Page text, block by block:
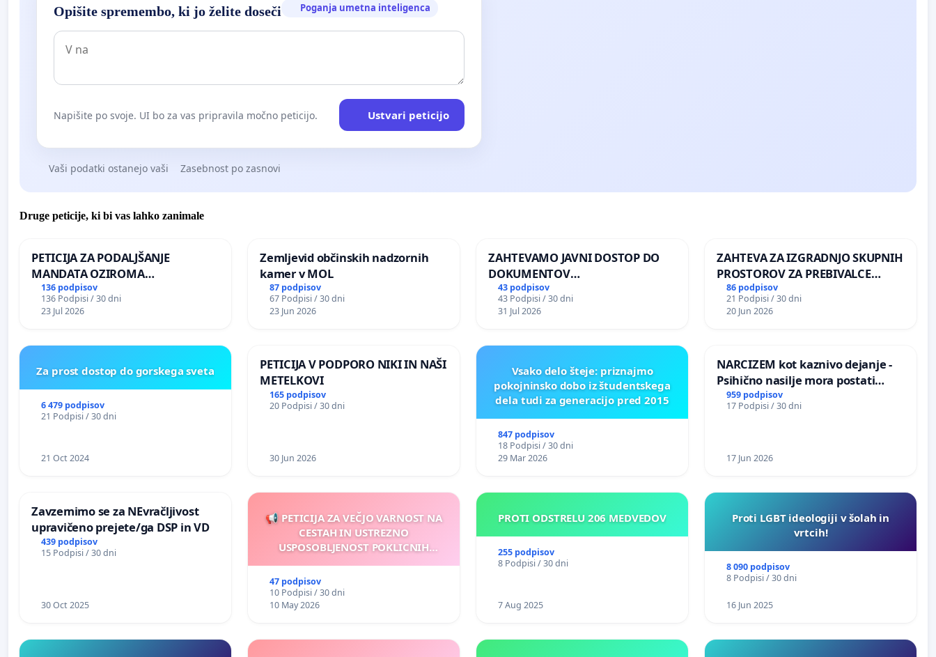
Opišite spremembo, ki jo želite doseči Poganja umetna inteligenca
Napišite po svoje. UI bo za vas pripravila močno peticijo. Ustvari peticijo
Vaši podatki ostanejo vaši Zasebnost po zasnovi
Druge peticije, ki bi vas lahko zanimale
PETICIJA ZA PODALJŠANJE
MANDATA OZIROMA
ČIMPREJŠNJO PONOVNO
NAPOTITEV GOSPODA BERNARDA
ŠRAJNERJA NA VELEPOSLANIŠTVO
136 podpisov
136 Podpisi / 30 dni
23 Jul 2026
Zemljevid občinskih nadzornih
kamer v MOL
87 podpisov
67 Podpisi / 30 dni
23 Jun 2026
ZAHTEVAMO JAVNI DOSTOP DO
DOKUMENTOV
PARLAMENTARNIH
PREISKOVALNIH KOMISIJ O
ILEGALNI TRGOVINI Z OROŽJEM
43 podpisov
43 Podpisi / 30 dni
31 Jul 2026
ZAHTEVA ZA IZGRADNJO SKUPNIH
PROSTOROV ZA PREBIVALCE
KRAJEVNE SKUPNOSTI
PRESTRANEK
86 podpisov
21 Podpisi / 30 dni
20 Jun 2026
Za prost dostop do gorskega sveta
6 479 podpisov
21 Podpisi / 30 dni
21 Oct 2024
PETICIJA V PODPORO NIKI IN NAŠI
METELKOVI
165 podpisov
20 Podpisi / 30 dni
30 Jun 2026
Vsako delo šteje: priznajmo
pokojninsko dobo iz študentskega
dela tudi za generacijo pred 2015
847 podpisov
18 Podpisi / 30 dni
29 Mar 2026
NARCIZEM kot kaznivo dejanje -
Psihično nasilje mora postati
enako prepoznano kot fizično
nasilje
959 podpisov
17 Podpisi / 30 dni
17 Jun 2026
Zavzemimo se za NEvračljivost
upravičeno prejete/ga DSP in VD
439 podpisov
15 Podpisi / 30 dni
30 Oct 2025
📢 PETICIJA ZA VEČJO VARNOST NA
CESTAH IN USTREZNO
USPOSOBLJENOST POKLICNIH
47 podpisov
10 Podpisi / 30 dni
10 May 2026
PROTI ODSTRELU 206 MEDVEDOV
255 podpisov
8 Podpisi / 30 dni
7 Aug 2025
Proti LGBT ideologiji v šolah in
vrtcih!
8 090 podpisov
8 Podpisi / 30 dni
16 Jun 2025